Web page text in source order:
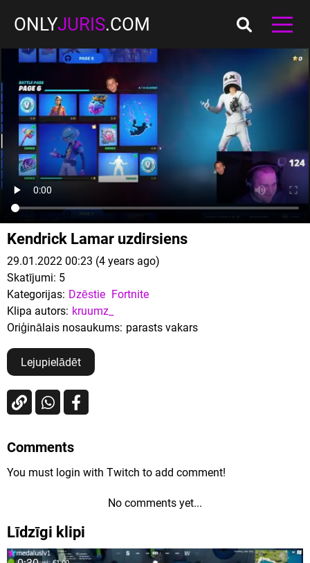
ONLYJURIS.COM
Kendrick Lamar uzdirsiens
29.01.2022 00:23 (4 years ago)
Skatījumi: 5
Kategorijas: Dzēstie Fortnite
Klipa autors: kruumz_
Oriģinālais nosaukums: parasts vakars
Lejupielādēt
Comments
You must login with Twitch to add comment!
No comments yet...
Līdzīgi klipi